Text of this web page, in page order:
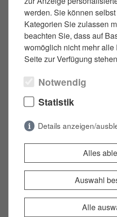
Ziel einer effektiven
Staatsanwaltschaft von
einer Anklage zu
Beweislage und
Stellungnahme. In vielen
werden – bevor es
Häufige
werden. Sie können
Kategorien Sie zulassen
beachten Sie, dass auf
womöglich nicht mehr
Seite zur Verfügung
Notwendig
Statistik
Details anzeigen/
Notwendig(2)
Notwendige Cookies
grundlegende
einwandfreie Funktion
Alles
Auswahl
Alle